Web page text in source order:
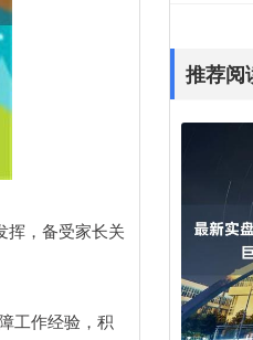
挥，备受家长关
工作经验，积
推荐阅